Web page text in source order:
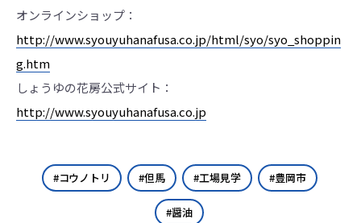
オンラインショップ：
http://www.syouyuhanafusa.co.jp/html/syo/syo_shoppin
g.htm
しょうゆの花房公式サイト：
http://www.syouyuhanafusa.co.jp
コウノトリ 但馬 工場見学 豊岡市
醤油